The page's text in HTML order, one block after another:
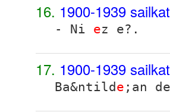
16. 1900-1939
- Ni ez e?.
17. 1900-1939
Ba&ntilde ;an